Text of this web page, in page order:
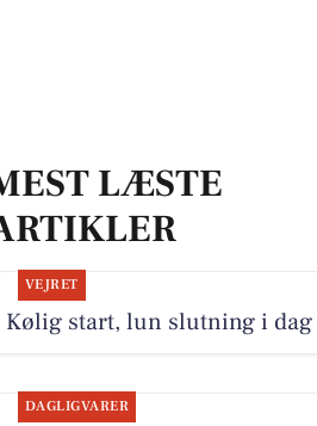
LÆSTE
VEJRET
Kølig start, lun slutning i dag
DAGLIGVARER